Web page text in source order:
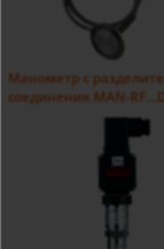
Манометр с
соединения MAN-